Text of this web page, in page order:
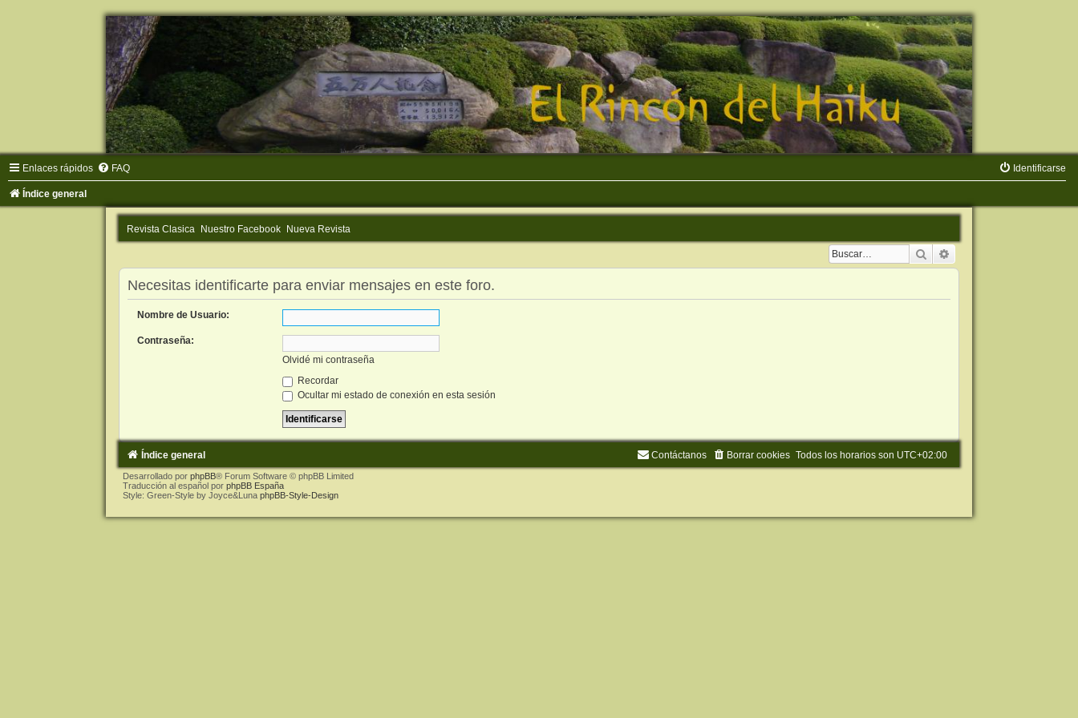
Enlaces rápidos FAQ Identificarse
Índice general
Revista Clasica Nuestro Facebook Nueva Revista
Buscar
Necesitas identificarte para enviar mensajes en este foro.
Nombre de Usuario:
Contraseña:
Olvidé mi contraseña
Recordar
Ocultar mi estado de conexión en esta sesión
Índice general Todos los horarios son UTC+02:00
Borrar cookies
Contáctanos
Desarrollado por phpBB® Forum Software © phpBB Limited
Traducción al español por phpBB España
Style: Green-Style by Joyce&Luna phpBB-Style-Design